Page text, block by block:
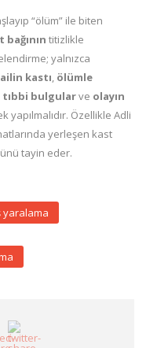
“ölüm” ile biten
bağının titizlikle
yalnızca
kastı, ölümle
tıbbi bulgularve olayın
Özellikle Adli
yerleşen kast
tayin eder.
yaralama